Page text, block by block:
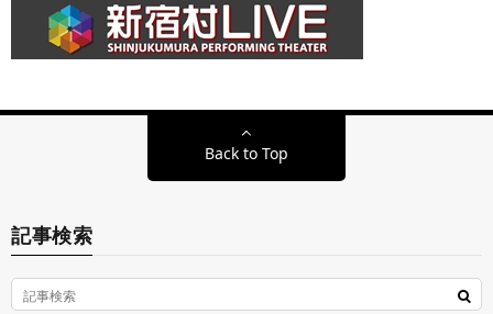
Back to Top
記事検索